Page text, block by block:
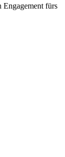
Engagement fürs